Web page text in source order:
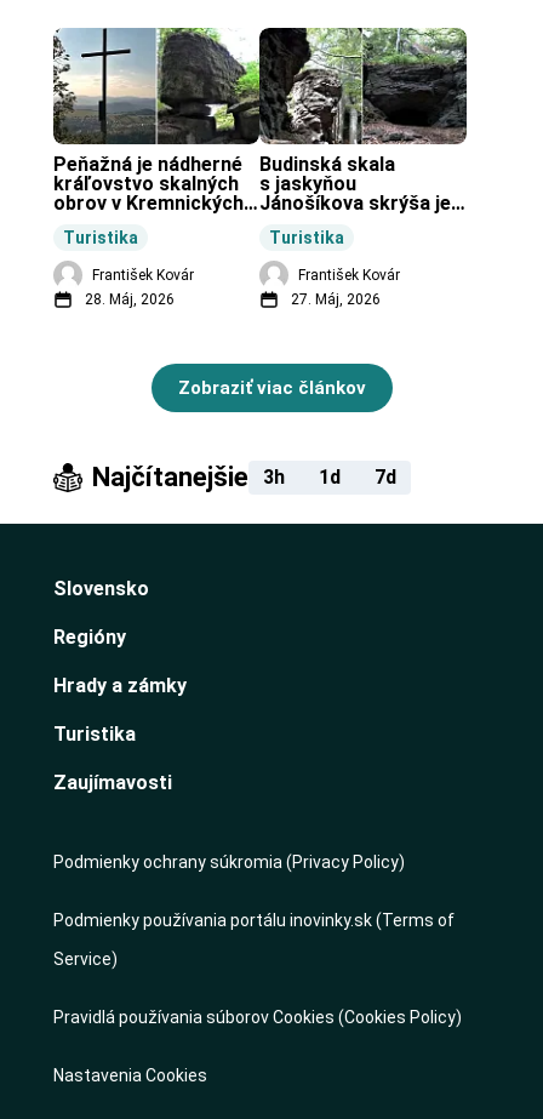
Turistika
Peňažná je nádherné
kráľovstvo skalných
obrov v Kremnických
František Kovár
28. Máj, 2026
Turistika
Budinská skala
s jaskyňou
Jánošíkova skrýša je
obci Budiná.
František Kovár
27. Máj, 2026
Zobraziť viac článkov
Najčítanejšie 3h 1d 7d
Slovensko
Regióny
Hrady a zámky
Turistika
Zaujímavosti
Podmienky ochrany súkromia (Privacy Policy)
Podmienky používania portálu inovinky.sk (Terms of
Service)
Pravidlá používania súborov Cookies (Cookies Policy)
Nastavenia Cookies